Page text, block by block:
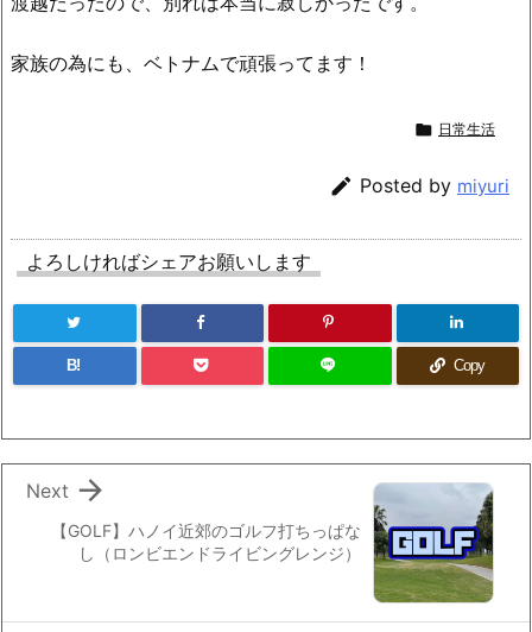
家族の為にも、ベトナムで頑張ってます！
 日常生活
 Posted by miyuri
よろしければシェアお願いします
B! Copy
【GOLF】ハノイ近郊のゴルフ打ちっぱな
し（ロンビエンドライビングレンジ）

Next